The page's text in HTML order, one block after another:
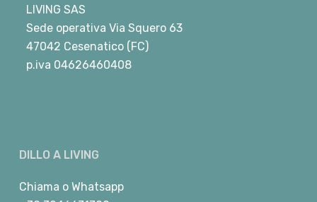
LIVING SAS
Sede operativa Via Squero 63
47042 Cesenatico (FC)
p.iva 04626460408
DILLO A LIVING
Chiama o Whatsapp